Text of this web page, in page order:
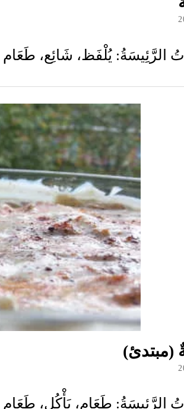
الرَّئِيسَةُ: يُلْفَظ، شَائِع،
(مبتدئ)
الرَّئِيسَةُ: طَعَام، يَأْكُل،